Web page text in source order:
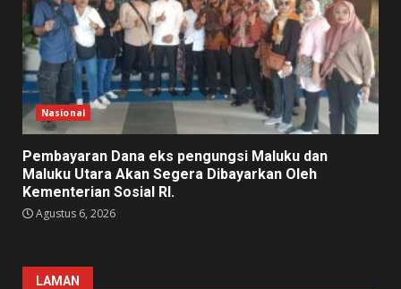
Nasional
Pembayaran Dana eks pengungsi Maluku dan
Maluku Utara Akan Segera Dibayarkan Oleh
Kementerian Sosial RI.
Agustus 6, 2026
LAMAN